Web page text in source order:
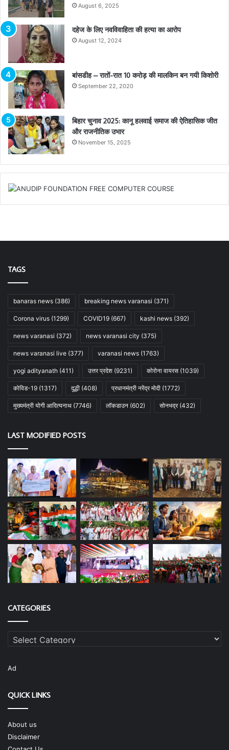
August 6, 2025
दहेज के लिए नवविवाहिता की हत्या का आरोप
August 12, 2024
बांसडीह – रातों-रात 10 करोड़ की मालकिन बन गयी किशोरी
September 22, 2020
बिहार चुनाव 2025: कानू हलवाई समाज की ऐतिहासिक जीत
और राजनीतिक उभार
November 15, 2025
TAGS
banaras news (386) breaking news varanasi (371)
Corona virus (1299) COVID19 (667) kashi news (392)
news varanasi (372) news varanasi city (375)
news varanasi live (377) varanasi news (1763)
yogi adityanath (411) उत्तर प्रदेश (9231) कोरोना वायरस (1039)
कोविड-19 (1317) दुद्धी (408) प्रधानमंत्री नरेंद्र मोदी (1772)
मुख्यमंत्री योगी आदित्यनाथ (7746) लॉकडाउन (602) सोनभद्र(432)
LAST MODIFIED POSTS
CATEGORIES
Categories
Ad
QUICK LINKS
About us
Disclaimer